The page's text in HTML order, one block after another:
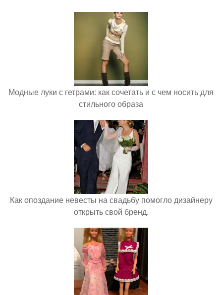
Модные луки с гетрами: как сочетать и с чем носить для
стильного образа
Как опоздание невесты на свадьбу помогло дизайнеру
открыть свой бренд.